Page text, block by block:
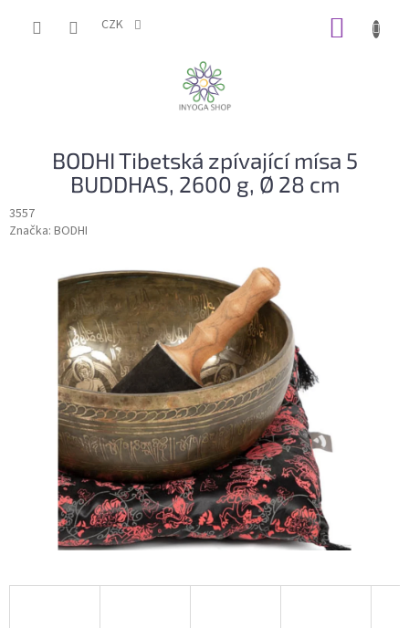
CZK
BODHI Tibetská zpívající mísa 5
BUDDHAS, 2600 g, Ø 28 cm
3557
Značka: BODHI